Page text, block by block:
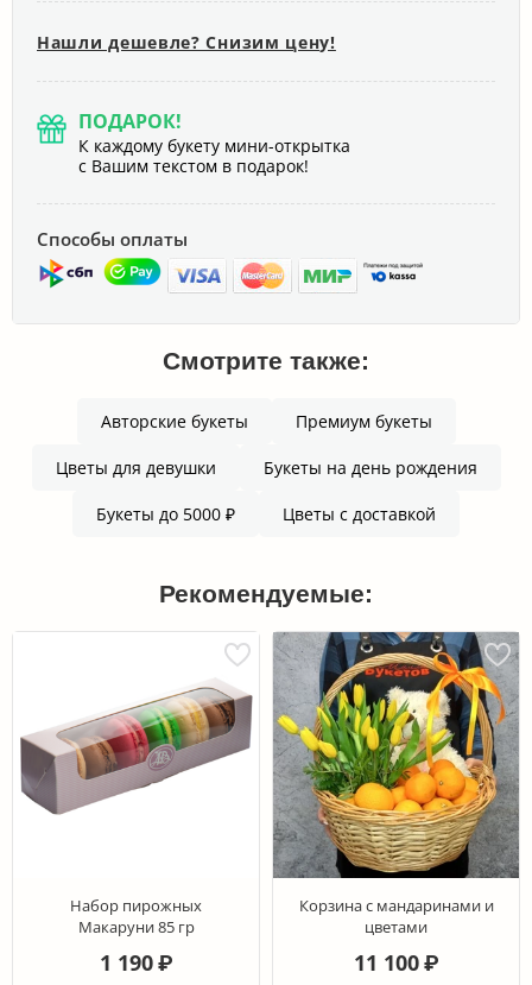
Нашли дешевле? Снизим цену!
ПОДАРОК!
К каждому букету мини-открытка
с Вашим текстом в подарок!
Способы оплаты
Смотрите также:
Авторские букеты Премиум букеты
Цветы для девушки Букеты на день рождения
Букеты до 5000 ₽ Цветы с доставкой
Рекомендуемые:
Набор пирожных
Макаруни 85 гр
1 190 ₽
Корзина с мандаринами и
цветами
11 100 ₽